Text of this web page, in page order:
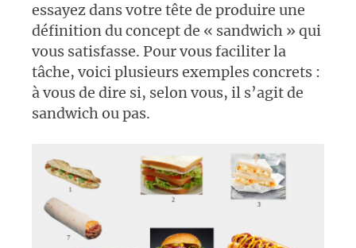
essayez dans votre tête de produire une
définition du concept de « sandwich » qui
vous satisfasse. Pour vous faciliter la
tâche, voici plusieurs exemples concrets :
à vous de dire si, selon vous, il s’agit de
sandwich ou pas.